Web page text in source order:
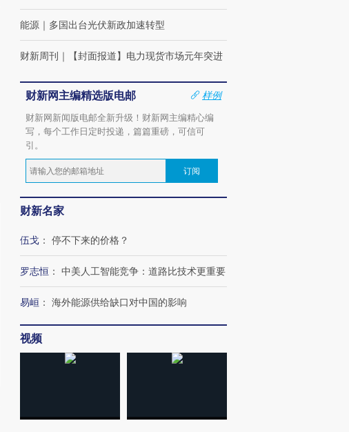
能源 ｜ 多国出台光伏新政加速转型
财新周刊 ｜ 【封面报道】电力现货市场元年突进
财新网主编精选版电邮
样例
财新网新闻版电邮全新升级！财新网主编精心编
写，每个工作日定时投递，篇篇重磅，可信可
引。
订阅
财新名家
伍戈 ： 停不下来的价格？
罗志恒 ： 中美人工智能竞争：道路比技术更重要
易峘 ： 海外能源供给缺口对中国的影响
视频